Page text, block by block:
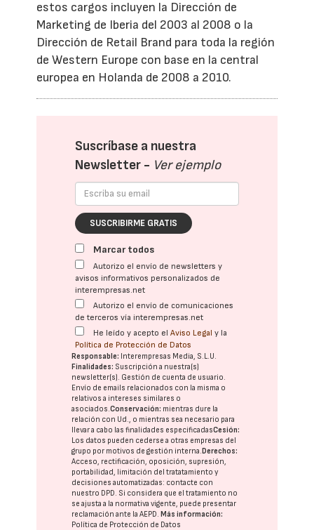
estos cargos incluyen la Dirección de
Marketing de Iberia del 2003 al 2008 o la
Dirección de Retail Brand para toda la región
de Western Europe con base en la central
europea en Holanda de 2008 a 2010.
Suscríbase a nuestra
Newsletter - Ver ejemplo
SUSCRIBIRME GRATIS
Marcar todos
Autorizo el envío de newsletters y
avisos informativos personalizados de
interempresas.net
Autorizo el envío de comunicaciones
de terceros vía interempresas.net
He leído y acepto elAviso Legal y la
Política de Protección de Datos
Responsable: Interempresas Media, S.L.U.
Finalidades: Suscripción a nuestra(s)
newsletter(s). Gestión de cuenta de usuario.
Envío de emails relacionados con la misma o
relativos a intereses similares o
asociados.Conservación: mientras dure la
relación con Ud., o mientras sea necesario para
llevar a cabo las finalidades especificadasCesión:
Los datos pueden cederse a otras empresas del
grupo por motivos de gestión interna.Derechos:
Acceso, rectificación, oposición, supresión,
portabilidad, limitación del tratatamiento y
decisiones automatizadas: contacte con
nuestro DPD. Si considera que el tratamiento no
se ajusta a la normativa vigente, puede presentar
reclamación ante laAEPD.Más información:
Política de Protección de Datos